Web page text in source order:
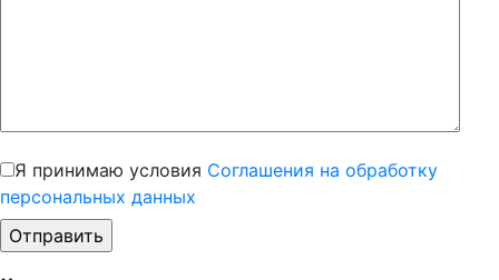
Я принимаю условия Соглашения на обработку
персональных данных